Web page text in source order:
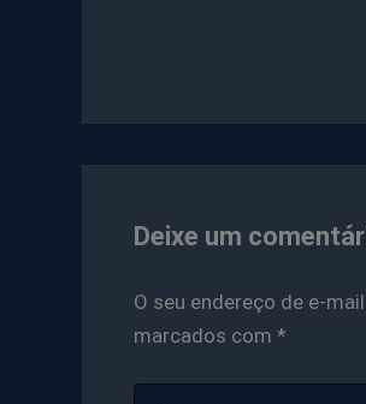
Deixe um
O seu endereço de e-
marcados com *